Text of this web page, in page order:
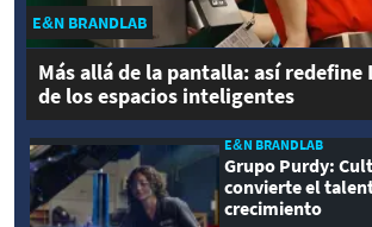
E&N BRANDLAB
Más allá de la pantalla: así redefine
de los espacios inteligentes
E&N BRANDLAB
Grupo Purdy:
convierte el
crecimiento